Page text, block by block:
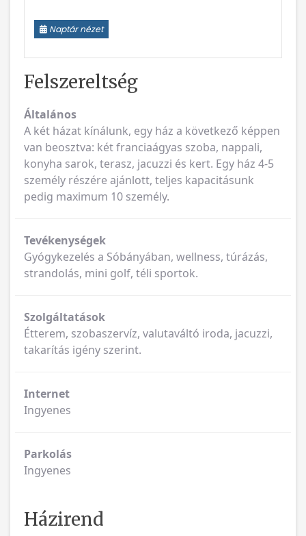
Naptár nézet
Felszereltség
Általános
A két házat kínálunk, egy ház a következő képpen
van beosztva: két franciaágyas szoba, nappali,
konyha sarok, terasz, jacuzzi és kert. Egy ház 4-5
személy részére ajánlott, teljes kapacitásunk
pedig maximum 10 személy.
Tevékenységek
Gyógykezelés a Sóbányában, wellness, túrázás,
strandolás, mini golf, téli sportok.
Szolgáltatások
Étterem, szobaszervíz, valutaváltó iroda, jacuzzi,
takarítás igény szerint.
Internet
Ingyenes
Parkolás
Ingyenes
Házirend